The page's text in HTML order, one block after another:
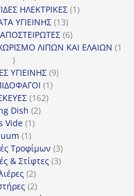
προϊόντα
ΗΛΕΚΤΡΙΚΕΣ 11
ΥΓΙΕΙΝΗΣ 1313
προϊόντα
66
προϊόντα
ΛΙΠΩΝ ΚΑΙ ΕΛΑΙΩΝ 1
1
προϊόν
ΥΓΙΕΙΝΗΣ 99
11
162162
Dish 22
Vide 11
11
προϊόν
Τροφίμων 33
προϊόντα
& Στίφτες 33
22
προϊόντα
22